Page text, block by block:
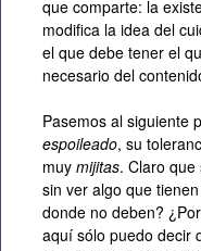
que comparte: la
modifica la idea del
el que debe tener el
necesario del
Pasemos al siguiente
espoileado, su
muy mijitas. Claro
sin ver algo que
donde no deben?
aquí sólo puedo decir